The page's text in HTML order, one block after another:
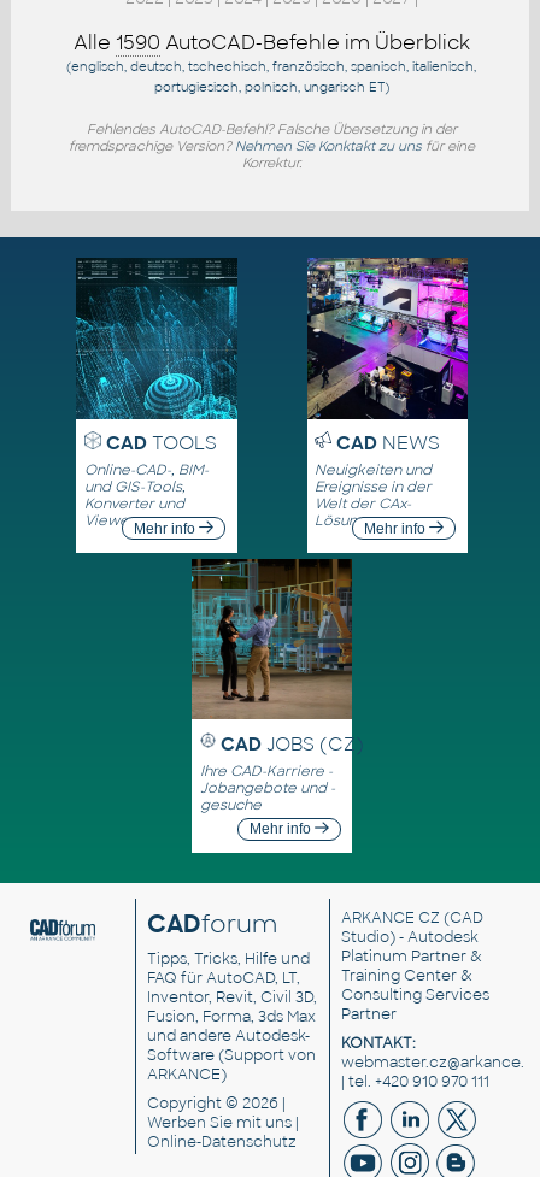
Alle 1590 AutoCAD-Befehle im Überblick
(englisch, deutsch, tschechisch, französisch, spanisch, italienisch,
portugiesisch, polnisch, ungarisch ET)
Fehlendes AutoCAD-Befehl? Falsche Übersetzung in der
fremdsprachige Version? Nehmen Sie Konktakt zu unsfür eine
Korrektur.
CADTOOLS
Online-CAD-, BIM-
und GIS-Tools,
Konverter und
ViewerMehr info
CADNEWS
Neuigkeiten und
Ereignisse in der
Welt der CAx-
LösungenMehr info
CAD JOBS (CZ)
Ihre CAD-Karriere -
Jobangebote und -
gesuche
Mehr info
CADforum
Tipps, Tricks, Hilfe und
FAQ für AutoCAD, LT,
Inventor, Revit, Civil 3D,
Fusion, Forma, 3ds Max
und andere Autodesk-
Software (Support von
ARKANCE)
Copyright © 2026 |
Werben Siemit uns |
Online-Datenschutz
ARKANCE CZ (CAD
Studio) - Autodesk
Platinum Partner &
Training Center &
Consulting Services
Partner
KONTAKT:
| tel. +420 910 970 111